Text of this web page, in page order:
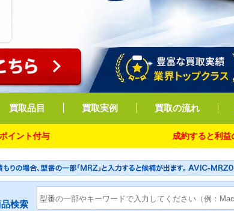
買取品目 買取実例 買取の流れ
与 成約すると利益の10%ポ
検索